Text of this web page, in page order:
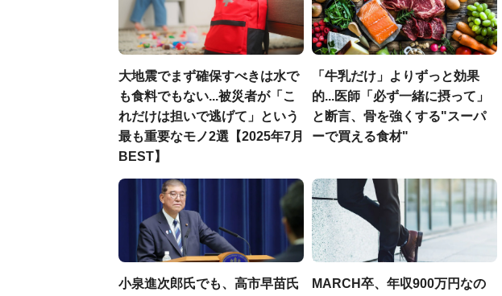
大地震でまず確保すべきは水で
も食料でもない...被災者が「こ
れだけは担いで逃げて」という
最も重要なモノ2選【2025年7月
BEST】
「牛乳だけ」よりずっと効果
的...医師「必ず一緒に摂って」
と断言、骨を強くする"スーパ
ーで買える食材"
小泉進次郎氏でも、高市早苗氏
MARCH卒、年収900万円なの